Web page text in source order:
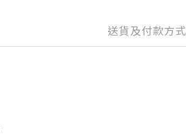
送貨及付款方式